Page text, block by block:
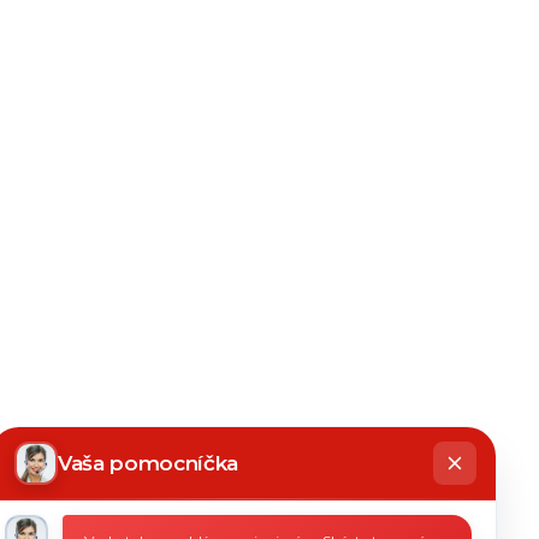
Vaša pomocníčka